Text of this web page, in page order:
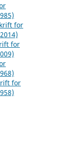
for
for
for